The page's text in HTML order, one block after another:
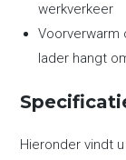
werkverkeer
Voorverwarm
lader hangt
Hieronder vindt